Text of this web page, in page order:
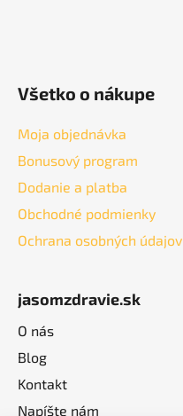
Všetko o nákupe
Moja objednávka
Bonusový program
Dodanie a platba
Obchodné podmienky
Ochrana osobných údajov
jasomzdravie.sk
O nás
Blog
Kontakt
Napíšte nám